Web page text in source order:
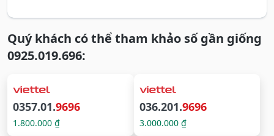
Quý khách có thể tham khảo số gần giống
0925.019.696:
0357.01.9696
1.800.000 ₫
036.201.9696
3.000.000 ₫